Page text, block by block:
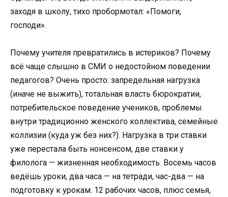
заходя в школу, тихо пробормотал: «Помоги,
господи».
Почему учителя превратились в истериков? Почему
всё чаще слышно в СМИ о недостойном поведении
педагогов? Очень просто: запредельная нагрузка
(иначе не выжить), тотальная власть бюрократии,
потребительское поведение учеников, проблемы
внутри традиционно женского коллектива, семейные
коллизии (куда уж без них?). Нагрузка в три ставки
уже перестала быть нонсенсом, две ставки у
филолога — жизненная необходимость. Восемь часов
ведёшь уроки, два часа — на тетради, час-два — на
подготовку к урокам. 12 рабочих часов, плюс семья,